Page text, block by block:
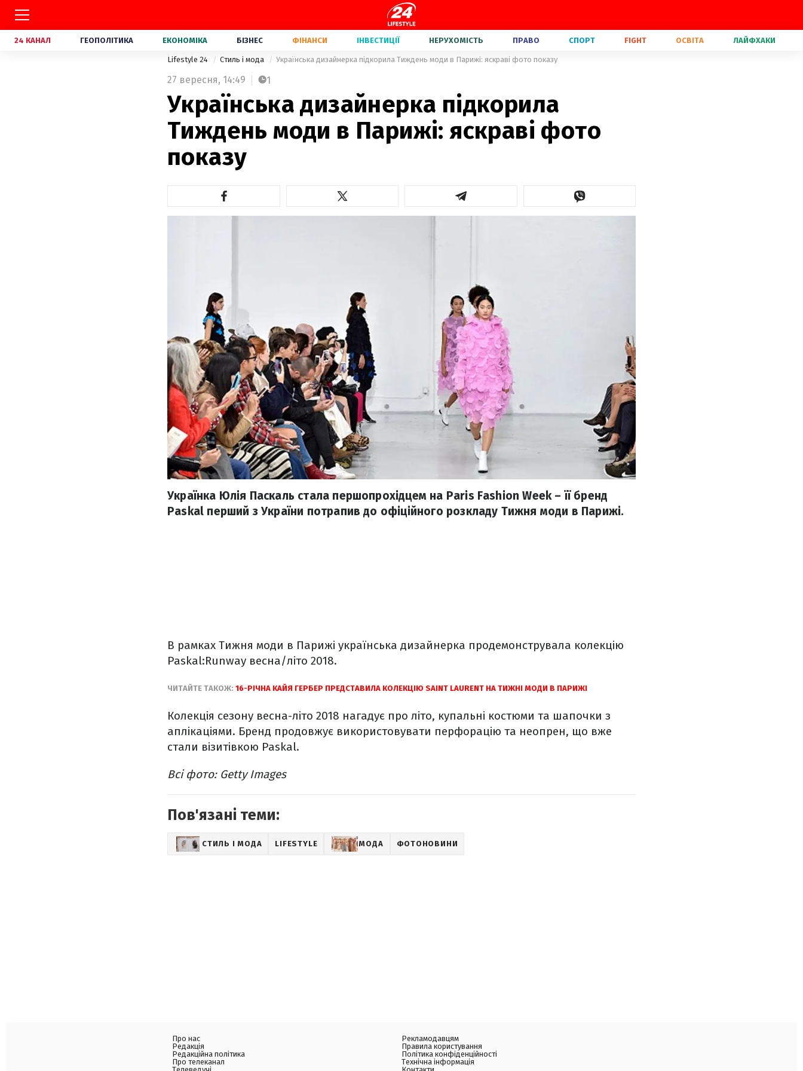
24 КАНАЛ ГЕОПОЛІТИКА ЕКОНОМІКА БІЗНЕС ФІНАНСИ ІНВЕСТИЦІЇ НЕРУХОМІСТЬ ПРАВО СПОРТ FIGHT ОСВІТА ЛАЙФХАКИ
Lifestyle 24 Стиль і мода Українська дизайнерка підкорила Тиждень моди в Парижі: яскраві фото показу
27 вересня, 14:49 1
Українська дизайнерка підкорила
Тиждень моди в Парижі: яскраві фото
показу
Українка Юлія Паскаль стала першопрохідцем на Paris Fashion Week – її бренд
Paskal перший з України потрапив до офіційного розкладу Тижня моди в Парижі.
В рамках Тижня моди в Парижі українська дизайнерка продемонструвала колекцію
Paskal:Runway весна/літо 2018.
ЧИТАЙТЕ ТАКОЖ: 16-РІЧНА КАЙЯ ГЕРБЕР ПРЕДСТАВИЛА КОЛЕКЦІЮ SAINT LAURENT НА ТИЖНІ МОДИ В ПАРИЖІ
Колекція сезону весна-літо 2018 нагадує про літо, купальні костюми та шапочки з
аплікаціями. Бренд продовжує використовувати перфорацію та неопрен, що вже
стали візитівкою Paskal.
Всі фото: Getty Images
Пов'язані теми:
СТИЛЬ І МОДА LIFESTYLE МОДА ФОТОНОВИНИ
Про нас
Редакція
Редакційна політика
Про телеканал
Рекламодавцям
Правила користування
Політика конфіденційності
Технічна інформація